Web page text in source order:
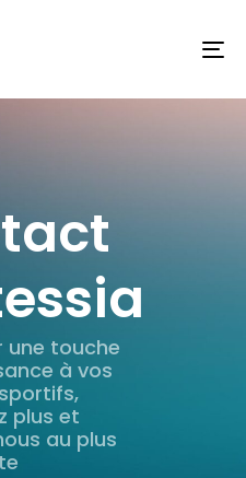
une touche
à vos
plus et
au plus